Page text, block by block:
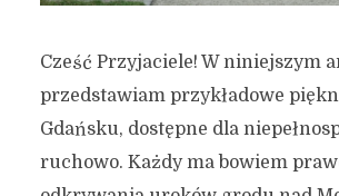
Cześć Przyjaciele! W niniejszym
przedstawiam przykładowe
Gdańsku, dostępne dla
ruchowo. Każdy ma bowiem